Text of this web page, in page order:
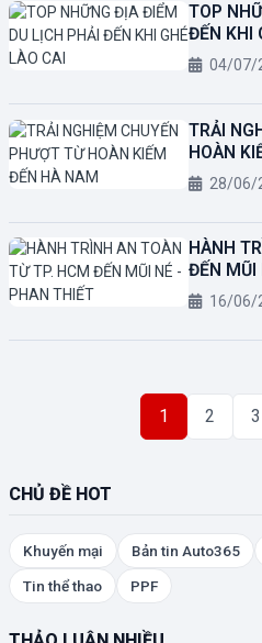
TOP
ĐẾN KHI
04/07/
TRẢI
HOÀN
28/06/
HÀNH
ĐẾN MŨI
16/06/
1 2 3
CHỦ ĐỀ HOT
Khuyến mại Bản tin Auto365
Tin thể thao
PPF